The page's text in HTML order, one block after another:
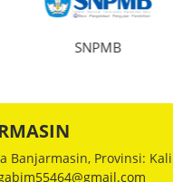
SNPMB
Banjarmasin, Provinsi: